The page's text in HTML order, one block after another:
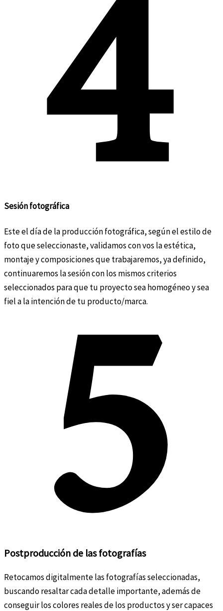
Sesión fotográfica
Este el día de la producción fotográfica, según el estilo de
foto que seleccionaste, validamos con vos la estética,
montaje y composiciones que trabajaremos, ya definido,
continuaremos la sesión con los mismos criterios
seleccionados para que tu proyecto sea homogéneo y sea
fiel a la intención de tu producto/marca.
Postproducción de las fotografías
Retocamos digitalmente las fotografías seleccionadas,
buscando resaltar cada detalle importante, además de
conseguir los colores reales de los productos y ser capaces